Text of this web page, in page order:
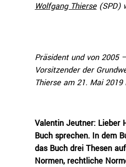
Wolfgang Thierse(SPD)
Präsident und von 2005
Vorsitzender der
Thierse am 21. Mai
Valentin Jeutner: Lieber
Buch sprechen. In dem
das Buch drei Thesen
Normen, rechtliche